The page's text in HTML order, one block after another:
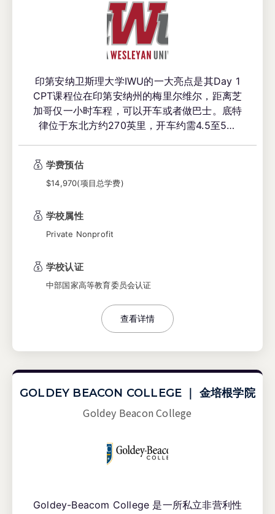
印第安纳卫斯理大学IWU的一大亮点是其Day 1
CPT课程位在印第安纳州的梅里尔维尔，距离芝
加哥仅一小时车程，可以开车或者做巴士。底特
律位于东北方约270英里，开车约需4.5至5小
学费预估
$14,970(项目总学费)
学校属性
Private Nonprofit
学校认证
中部国家高等教育委员会认证
查看详情
GOLDEY BEACON COLLEGE ｜ 金培根学院
Goldey Beacon College
Goldey-Beacom College 是一所私立非营利性